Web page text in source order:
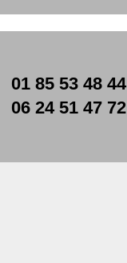
01 85 53 48 44
06 24 51 47 72